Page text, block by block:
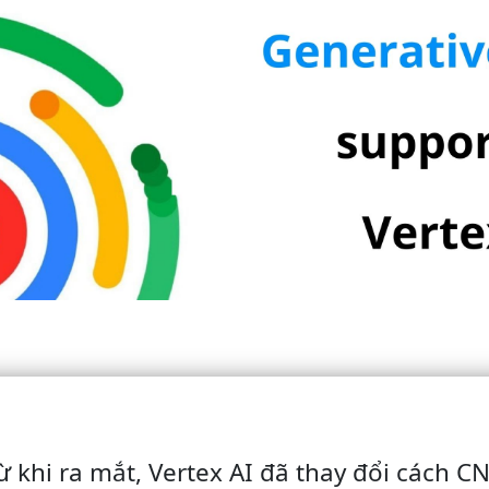
khi ra mắt, Vertex AI đã thay đổi cách